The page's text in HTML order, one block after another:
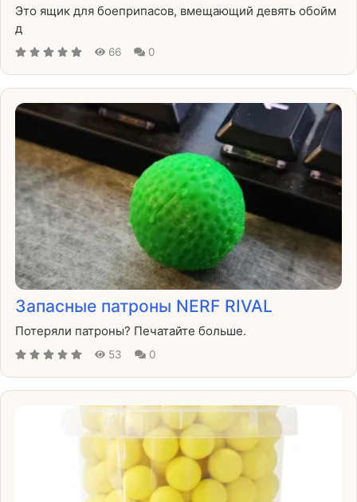
Это ящик для боеприпасов, вмещающий девять обойм
д
66 0
Запасные патроны NERF RIVAL
Потеряли патроны? Печатайте больше.
53 0